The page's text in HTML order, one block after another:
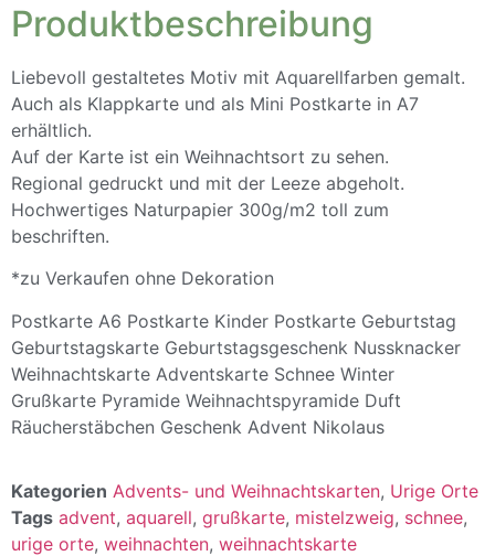
Produktbeschreibung
Liebevoll gestaltetes Motiv mit Aquarellfarben gemalt.
Auch als Klappkarte und als Mini Postkarte in A7
erhältlich.
Auf der Karte ist ein Weihnachtsort zu sehen.
Regional gedruckt und mit der Leeze abgeholt.
Hochwertiges Naturpapier 300g/m2 toll zum
beschriften.
*zu Verkaufen ohne Dekoration
Postkarte A6 Postkarte Kinder Postkarte Geburtstag
Geburtstagskarte Geburtstagsgeschenk Nussknacker
Weihnachtskarte Adventskarte Schnee Winter
Grußkarte Pyramide Weihnachtspyramide Duft
Räucherstäbchen Geschenk Advent Nikolaus
Kategorien Advents- und Weihnachtskarten, Urige Orte
Tags advent, aquarell, grußkarte, mistelzweig, schnee,
urige orte, weihnachten, weihnachtskarte